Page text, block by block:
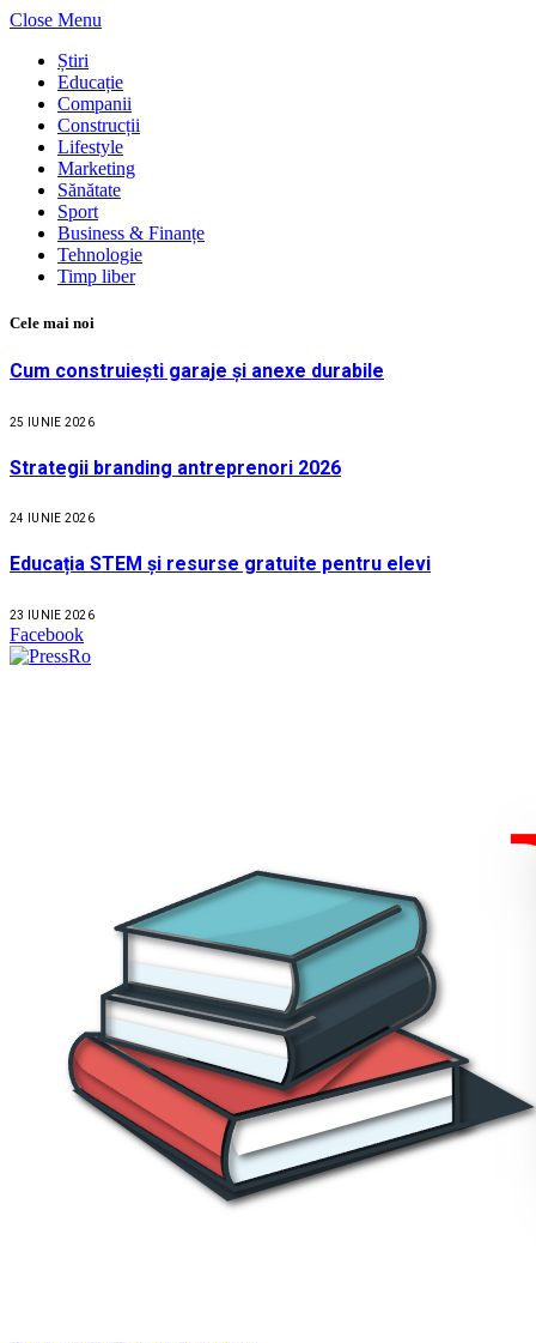
Close Menu
Știri
Educație
Companii
Construcții
Lifestyle
Marketing
Sănătate
Sport
Business & Finanțe
Tehnologie
Timp liber
Cele mai noi
Cum construiești garaje și anexe durabile
25 IUNIE 2026
Strategii branding antreprenori 2026
24 IUNIE 2026
Educația STEM și resurse gratuite pentru elevi
23 IUNIE 2026
Facebook